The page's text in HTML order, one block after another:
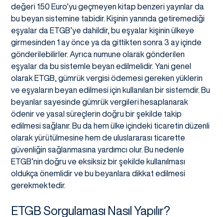
değeri 150 Euro’yu geçmeyen kitap benzeri yayınlar da
bu beyan sistemine tabidir. Kişinin yanında getiremediği
eşyalar da ETGB’ye dahildir, bu eşyalar kişinin ülkeye
girmesinden 1 ay önce ya da gittikten sonra 3 ay içinde
gönderilebilirler. Ayrıca numune olarak gönderilen
eşyalar da bu sistemle beyan edilmelidir. Yani genel
olarak ETGB, gümrük vergisi ödemesi gereken yüklerin
ve eşyaların beyan edilmesi için kullanılan bir sistemdir. Bu
beyanlar sayesinde gümrük vergileri hesaplanarak
ödenir ve yasal süreçlerin doğru bir şekilde takip
edilmesi sağlanır. Bu da hem ülke içindeki ticaretin düzenli
olarak yürütülmesine hem de uluslararası ticarette
güvenliğin sağlanmasına yardımcı olur. Bu nedenle
ETGB’nin doğru ve eksiksiz bir şekilde kullanılması
oldukça önemlidir ve bu beyanlara dikkat edilmesi
gerekmektedir.
ETGB Sorgulaması Nasıl Yapılır?